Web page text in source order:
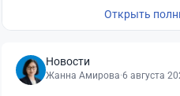
Открыть
Новости
Жанна Амирова·6 августа